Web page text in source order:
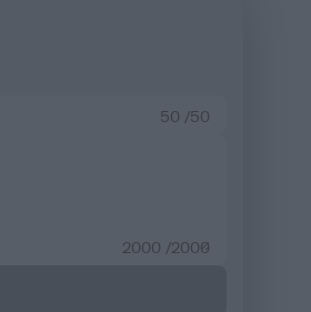
50 /50
2000 /2000